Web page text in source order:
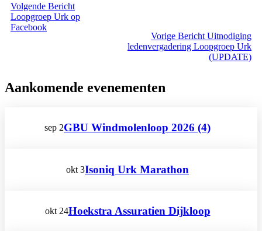
Vorige Bericht Uitnodiging
ledenvergadering Loopgroep Urk
(UPDATE)
Volgende Bericht
Loopgroep Urk op
Facebook
Aankomende evenementen
sep 2GBU Windmolenloop 2026 (4)
okt 3Isoniq Urk Marathon
okt 24Hoekstra Assuratien Dijkloop